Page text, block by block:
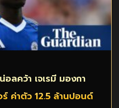
ลคว้า เจเรมี มองกา
ร์ ค่าตัว 12.5 ล้านปอนด์